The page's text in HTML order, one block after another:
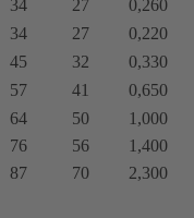
34 27
0,260
34 27
0,220
45 32
0,330
57 41
0,650
64 50
1,000
76 56
1,400
87 70 2,300